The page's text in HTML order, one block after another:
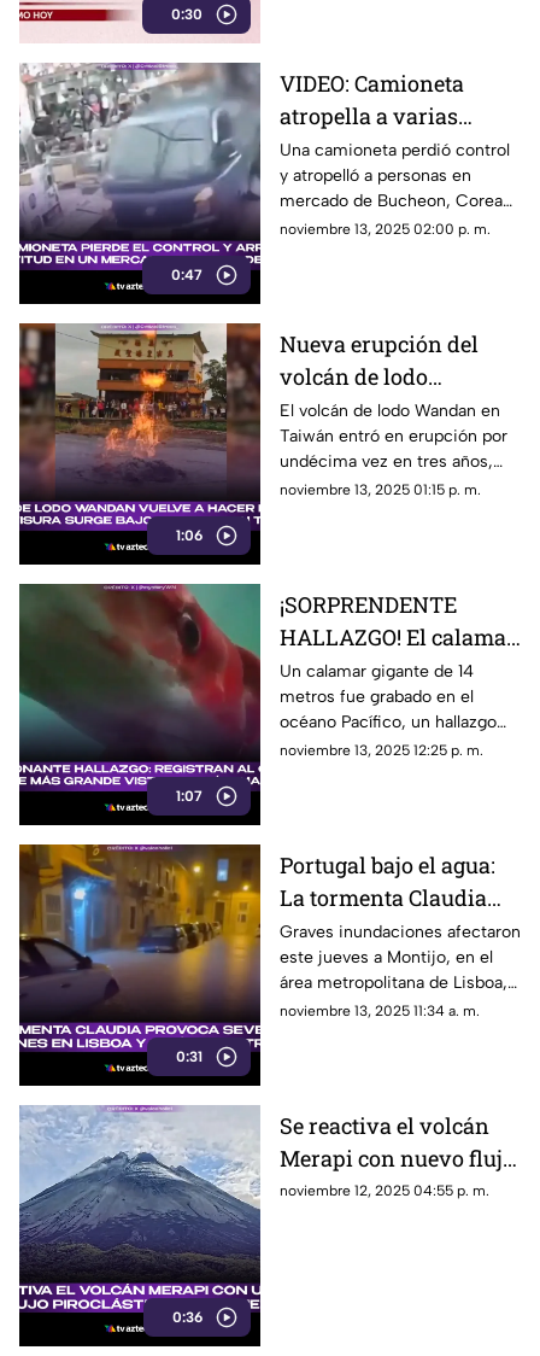
0:30
0:47
VIDEO: Camioneta
atropella a varias
personas en un
mercado en Corea del
Sur; hay dos muertos y
18 heridos
Una camioneta perdió control
y atropelló a personas en
mercado de Bucheon, Corea
del Sur, dejando 2 muertos y
noviembre 13, 2025 02:00 p. m.
1:06
Nueva erupción del
volcán de lodo
Wandan sorprende a
los habitantes del sur
de Taiwán
El volcán de lodo Wandan en
Taiwán entró en erupción por
undécima vez en tres años,
causando alarma y daños.
noviembre 13, 2025 01:15 p. m.
1:07
¡SORPRENDENTE
HALLAZGO! El calamar
gigante más grande
jamás grabado: 14
metros de misterio en
el océano Pacífico
Un calamar gigante de 14
metros fue grabado en el
océano Pacífico, un hallazgo
único que sorprende a la
noviembre 13, 2025 12:25 p. m.
0:31
Portugal bajo el agua:
La tormenta Claudia
deja graves
afectaciones en Montijo
Graves inundaciones afectaron
este jueves a Montijo, en el
área metropolitana de Lisboa,
Portugal, debido a las intensas
noviembre 13, 2025 11:34 a. m.
0:36
Se reactiva el volcán
Merapi con nuevo flujo
piroplástico
noviembre 12, 2025 04:55 p. m.